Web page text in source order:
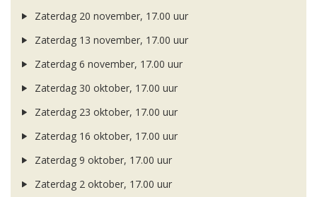
Zaterdag 20 november, 17.00 uur
Zaterdag 13 november, 17.00 uur
Zaterdag 6 november, 17.00 uur
Zaterdag 30 oktober, 17.00 uur
Zaterdag 23 oktober, 17.00 uur
Zaterdag 16 oktober, 17.00 uur
Zaterdag 9 oktober, 17.00 uur
Zaterdag 2 oktober, 17.00 uur